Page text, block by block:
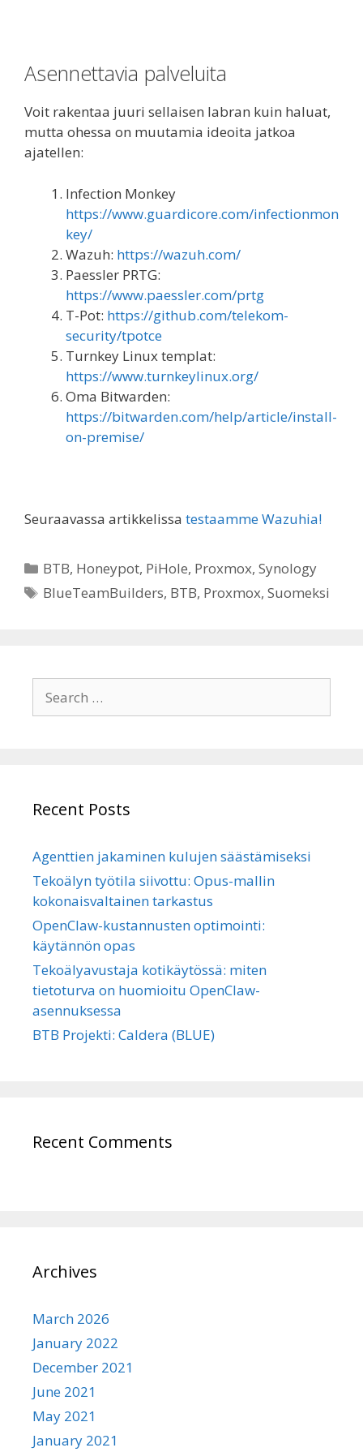
Asennettavia palveluita
Voit rakentaa juuri sellaisen labran kuin haluat,
mutta ohessa on muutamia ideoita jatkoa
ajatellen:
Infection Monkey
https://www.guardicore.com/infectionmon
key/
Wazuh: https://wazuh.com/
Paessler PRTG:
https://www.paessler.com/prtg
T-Pot: https://github.com/telekom-
security/tpotce
Turnkey Linux templat:
https://www.turnkeylinux.org/
Oma Bitwarden:
https://bitwarden.com/help/article/install-
on-premise/
Seuraavassa artikkelissa testaamme Wazuhia!
Categories
BTB, Honeypot, PiHole, Proxmox,Synology
Tags
BlueTeamBuilders, BTB, Proxmox,Suomeksi
for:
Recent Posts
Agenttien jakaminen kulujen säästämiseksi
Tekoälyn työtila siivottu: Opus-mallin
kokonaisvaltainen tarkastus
OpenClaw-kustannusten optimointi:
käytännön opas
Tekoälyavustaja kotikäytössä: miten
tietoturva on huomioitu OpenClaw-
asennuksessa
BTB Projekti: Caldera (BLUE)
Recent Comments
Archives
March 2026
January 2022
December 2021
June 2021
May 2021
January 2021